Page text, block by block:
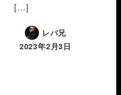
[…]
レバ兄
2023年2月3日